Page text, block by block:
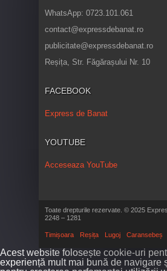
WhatsApp: 0723.101.061
contact@expressdebanat.ro
publicitate@expressdebanat.ro
Reșița, Str. Făgărașului Nr. 10
FACEBOOK
Express de Banat
YOUTUBE
Acceseaza YouTube
Toate drepturile rezervate. © 2025
2248 – 1281
Timișoara Reșița Lugoj Caransebeș
Acest website folosește cookie-uri
experiență mult mai bună de navigare